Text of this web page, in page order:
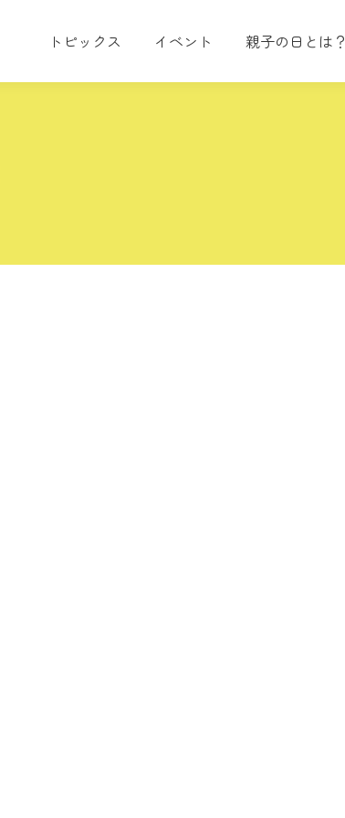
トピックス イベント 親子の日とは？